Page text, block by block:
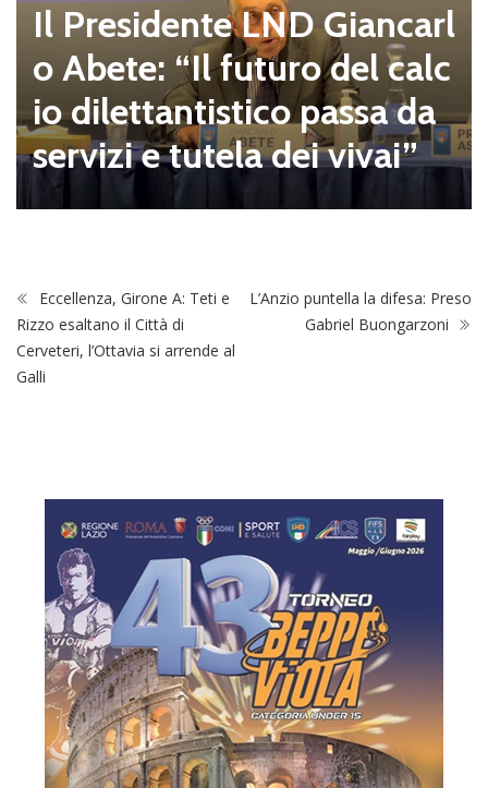
Il Presidente LND Giancarl
o Abete: “Il futuro del calc
io dilettantistico passa da
servizi e tutela dei vivai”
Eccellenza, Girone A: Teti e
Rizzo esaltano il Città di
Cerveteri, l’Ottavia si arrende al
Galli
L’Anzio puntella la difesa: Preso
Gabriel Buongarzoni